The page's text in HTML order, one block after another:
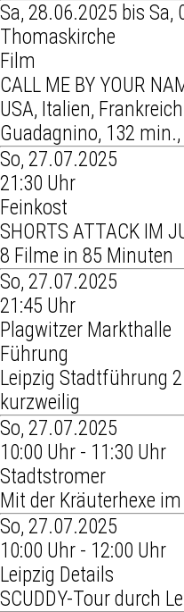
Sa, 28.06.2025 bis Sa,
Thomaskirche
Film
CALL ME BY YOUR
USA, Italien,
Guadagnino, 132 min.,
So, 27.07.2025
21:30 Uhr
Feinkost
SHORTS ATTACK IM
8 Filme in 85 Minuten
So, 27.07.2025
21:45 Uhr
Plagwitzer Markthalle
Führung
Leipzig Stadtführung
kurzweilig
So, 27.07.2025
10:00 Uhr - 11:30 Uhr
Stadtstromer
Mit der Kräuterhexe
So, 27.07.2025
10:00 Uhr - 12:00 Uhr
Leipzig Details
SCUDDY-Tour durch